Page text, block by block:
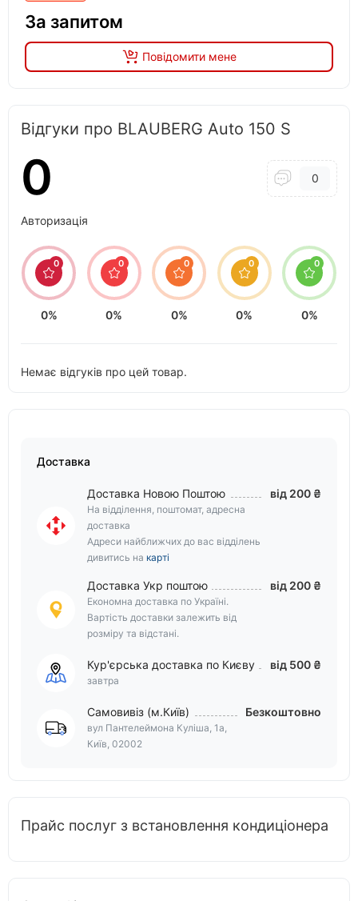
За запитом
Повідомити мене
Відгуки про BLAUBERG Auto 150 S
0 0
Авторизація
0
0%
0
0%
0
0%
0
0%
0
0%
Немає відгуків про цей товар.
Доставка
Доставка Новою Поштою
На відділення, поштомат, адресна
доставка
Адреси найближчих до вас відділень
дивитись на карті
від 200 ₴
Доставка Укр поштою
Економна доставка по Україні.
Вартість доставки залежить від
розміру та відстані.
від 200 ₴
Кур'єрська доставка по Києву
завтра
від 500 ₴
Самовивіз (м.Київ)
вул Пантелеймона Куліша, 1а,
Київ, 02002
Безкоштовно
Прайс послуг з встановлення кондиціонера